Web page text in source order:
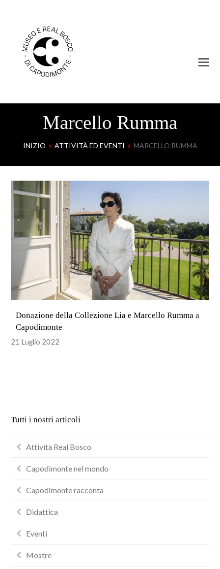
Marcello Rumma
INIZIO » ATTIVITÀ ED EVENTI » MARCELLO RUMMA
Donazione della Collezione Lia e Marcello Rumma a
Capodimonte
21 Luglio 2022
Tutti i nostri articoli
Attività Real Bosco
Capodimonte nel mondo
Capodimonte racconta
Didattica
Eventi
Mostre